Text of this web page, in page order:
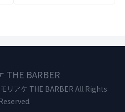
THE BARBER
リアケ THE BARBER All Rights
Reserved.